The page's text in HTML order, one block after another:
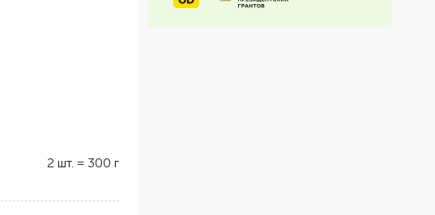
2 шт. = 300 г